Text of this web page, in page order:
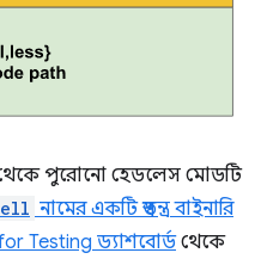
পুরোনো হেডলেস মোডটি
নামের একটি স্বতন্ত্র বাইনারি
Testing ড্যাশবোর্ডথেকে